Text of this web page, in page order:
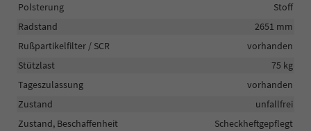
Polsterung
Stoff
Radstand
2651 mm
Rußpartikelfilter / SCR
vorhanden
Stützlast
75 kg
Tageszulassung
vorhanden
Zustand
unfallfrei
Zustand, Beschaffenheit
Scheckheftgepflegt